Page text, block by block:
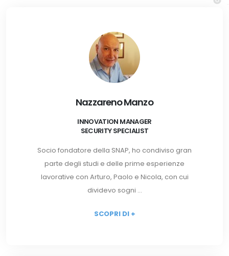
Nazzareno Manzo
INNOVATION MANAGER
SECURITY SPECIALIST
Socio fondatore della SNAP, ho condiviso gran
parte degli studi e delle prime esperienze
lavorative con Arturo, Paolo e Nicola, con cui
dividevo sogni ...
SCOPRI DI +